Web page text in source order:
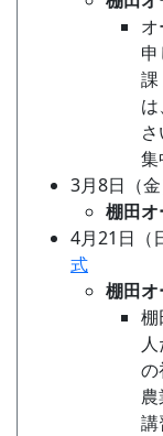
課
集
3月8日（金
棚田
4月21日（
式
棚田
棚
の
講